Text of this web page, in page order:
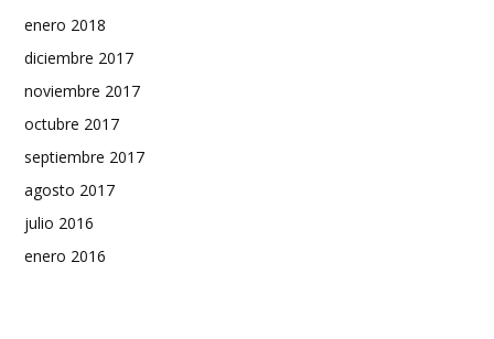
enero 2018
diciembre 2017
noviembre 2017
octubre 2017
septiembre 2017
agosto 2017
julio 2016
enero 2016